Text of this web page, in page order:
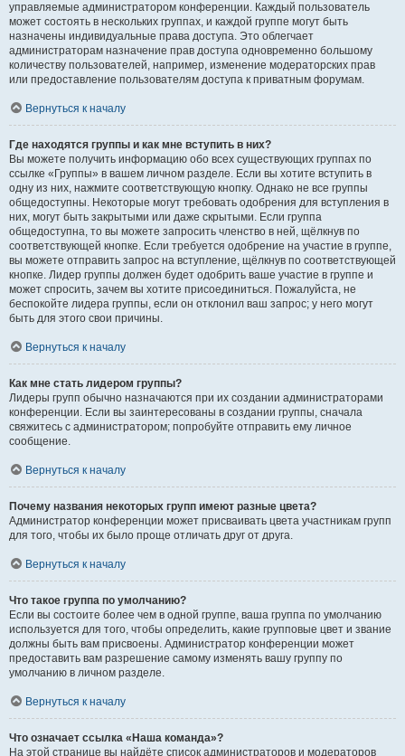
управляемые администратором конференции. Каждый пользователь
может состоять в нескольких группах, и каждой группе могут быть
назначены индивидуальные права доступа. Это облегчает
администраторам назначение прав доступа одновременно большому
количеству пользователей, например, изменение модераторских прав
или предоставление пользователям доступа к приватным форумам.
Вернуться к началу
Где находятся группы и как мне вступить в них?
Вы можете получить информацию обо всех существующих группах по
ссылке «Группы» в вашем личном разделе. Если вы хотите вступить в
одну из них, нажмите соответствующую кнопку. Однако не все группы
общедоступны. Некоторые могут требовать одобрения для вступления в
них, могут быть закрытыми или даже скрытыми. Если группа
общедоступна, то вы можете запросить членство в ней, щёлкнув по
соответствующей кнопке. Если требуется одобрение на участие в группе,
вы можете отправить запрос на вступление, щёлкнув по соответствующей
кнопке. Лидер группы должен будет одобрить ваше участие в группе и
может спросить, зачем вы хотите присоединиться. Пожалуйста, не
беспокойте лидера группы, если он отклонил ваш запрос; у него могут
быть для этого свои причины.
Вернуться к началу
Как мне стать лидером группы?
Лидеры групп обычно назначаются при их создании администраторами
конференции. Если вы заинтересованы в создании группы, сначала
свяжитесь с администратором; попробуйте отправить ему личное
сообщение.
Вернуться к началу
Почему названия некоторых групп имеют разные цвета?
Администратор конференции может присваивать цвета участникам групп
для того, чтобы их было проще отличать друг от друга.
Вернуться к началу
Что такое группа по умолчанию?
Если вы состоите более чем в одной группе, ваша группа по умолчанию
используется для того, чтобы определить, какие групповые цвет и звание
должны быть вам присвоены. Администратор конференции может
предоставить вам разрешение самому изменять вашу группу по
умолчанию в личном разделе.
Вернуться к началу
Что означает ссылка «Наша команда»?
На этой странице вы найдёте список администраторов и модераторов